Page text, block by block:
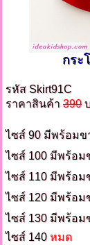
กระ
รหัส Skirt91C
ราคาสินค้า 390
ไซส์ 90 มีพร้อมข
ไซส์ 100 มีพร้อม
ไซส์ 110 มีพร้อม
ไซส์ 120 มีพร้อม
ไซส์ 130 มีพร้อม
ไซส์ 140 หมด